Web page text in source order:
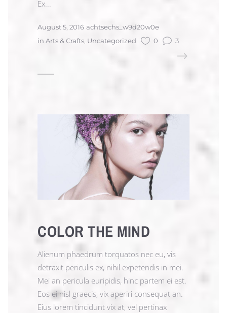
Ex...
August 5, 2016 achtsechs_w9d20w0e
in Arts & Crafts, Uncategorized 0 3
COLOR THE MIND
Alienum phaedrum torquatos nec eu, vis
detraxit periculis ex, nihil expetendis in mei.
Mei an pericula euripidis, hinc partem ei est.
Eos ei nisl graecis, vix aperiri consequat an.
Eius lorem tincidunt vix at, vel pertinax